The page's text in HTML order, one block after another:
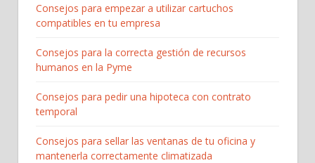
Consejos para empezar a utilizar cartuchos
compatibles en tu empresa
Consejos para la correcta gestión de recursos
humanos en la Pyme
Consejos para pedir una hipoteca con contrato
temporal
Consejos para sellar las ventanas de tu oficina y
mantenerla correctamente climatizada